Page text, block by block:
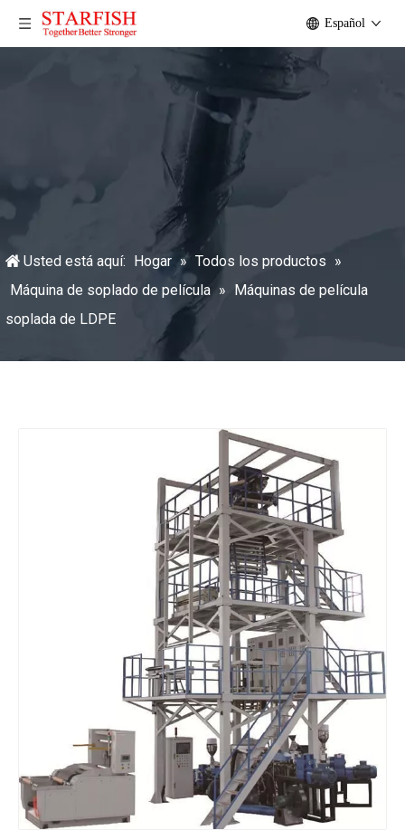
Español
Usted está aquí: Hogar » Todos los productos »
Máquina de soplado de película » Máquinas de película
soplada de LDPE